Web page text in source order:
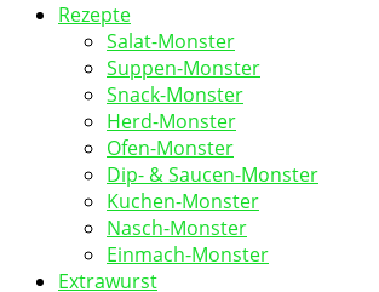
Rezepte
Salat-Monster
Suppen-Monster
Snack-Monster
Herd-Monster
Ofen-Monster
Dip- & Saucen-Monster
Kuchen-Monster
Nasch-Monster
Einmach-Monster
Extrawurst